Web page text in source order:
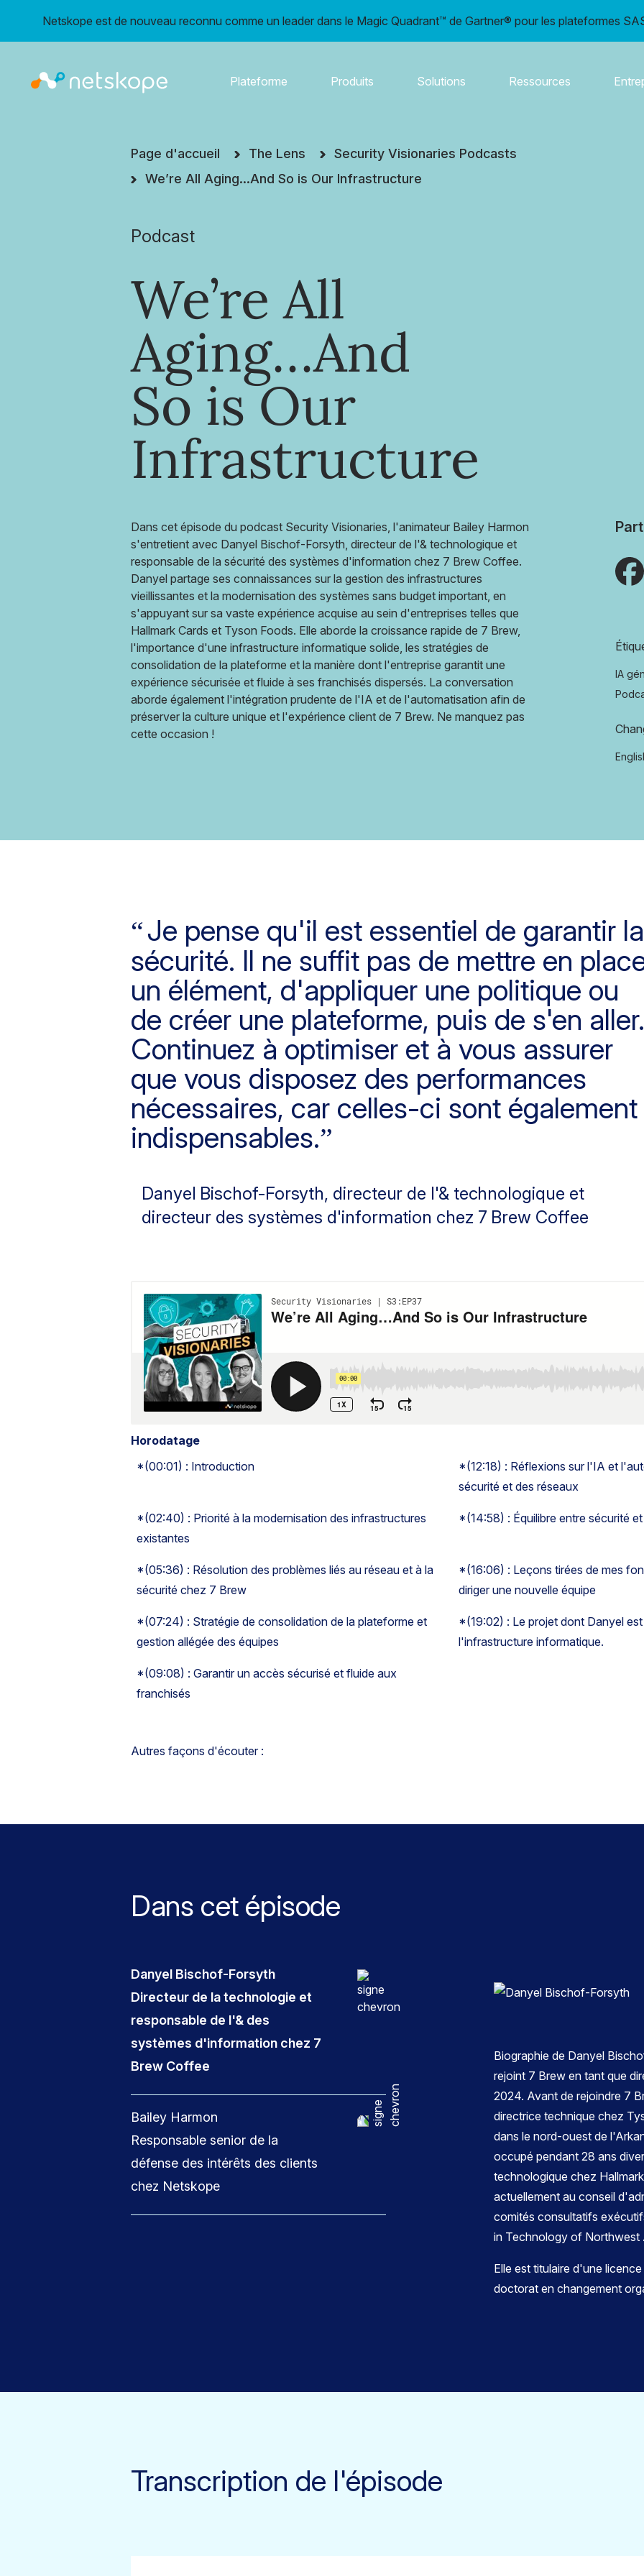
Netskope est de nouveau reconnu comme un leader dans le Magic Quadrant™ de Gartner® pour les plateformes
Plateforme Produits Solutions Ressources
Page d'accueil The Lens
Security Visionaries Podcasts
We’re All Aging…And So is Our Infrastructure
Podcast
We’re All
Aging…And
So is Our
Infrastructure
Dans cet épisode du podcast Security Visionaries, l'animateur Bailey Harmon
s'entretient avec Danyel Bischof-Forsyth, directeur de l'& technologique et
responsable de la sécurité des systèmes d'information chez 7 Brew Coffee.
Danyel partage ses connaissances sur la gestion des infrastructures
vieillissantes et la modernisation des systèmes sans budget important, en
s'appuyant sur sa vaste expérience acquise au sein d'entreprises telles que
Hallmark Cards et Tyson Foods. Elle aborde la croissance rapide de 7 Brew,
l'importance d'une infrastructure informatique solide, les stratégies de
consolidation de la plateforme et la manière dont l'entreprise garantit une
expérience sécurisée et fluide à ses franchisés dispersés. La conversation
aborde également l'intégration prudente de l'IA et de l'automatisation afin de
préserver la culture unique et l'expérience client de 7 Brew. Ne manquez pas
cette occasion !
IA
Je pense qu'il est essentiel de garantir la
sécurité. Il ne suffit pas de mettre en
un élément, d'appliquer une politique ou
de créer une plateforme, puis de s'en aller.
Continuez à optimiser et à vous assurer
que vous disposez des performances
nécessaires, car celles-ci sont également
indispensables.
Danyel Bischof-Forsyth, directeur de l'& technologique et
directeur des systèmes d'information chez 7 Brew Coffee
Horodatage
*(00:01) : Introduction
*(12:18) : Réflexions sur l'IA et
sécurité et des réseaux
*(02:40) : Priorité à la modernisation des infrastructures
existantes
*(14:58) : Équilibre entre sécurité
*(05:36) : Résolution des problèmes liés au réseau et à la
sécurité chez 7 Brew
*(16:06) : Leçons tirées de mes
diriger une nouvelle équipe
*(07:24) : Stratégie de consolidation de la plateforme et
gestion allégée des équipes
*(19:02) : Le projet dont Danyel
l'infrastructure informatique.
*(09:08) : Garantir un accès sécurisé et fluide aux
franchisés
Autres façons d'écouter :
Dans cet épisode
Danyel Bischof-Forsyth
Directeur de la technologie et
responsable de l'& des
systèmes d'information chez 7
Brew Coffee
Bailey Harmon
Responsable senior de la
défense des intérêts des clients
chez Netskope
Biographie de Danyel
rejoint 7 Brew en tant que
2024. Avant de rejoindre 7
directrice technique chez
dans le nord-ouest de
occupé pendant 28 ans
technologique chez
actuellement au conseil
comités consultatifs
in Technology of Northwest
Elle est titulaire d'une
doctorat en changement
Transcription de l'épisode